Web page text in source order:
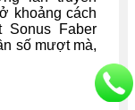
khoảng cách
Faber
số mượt mà,